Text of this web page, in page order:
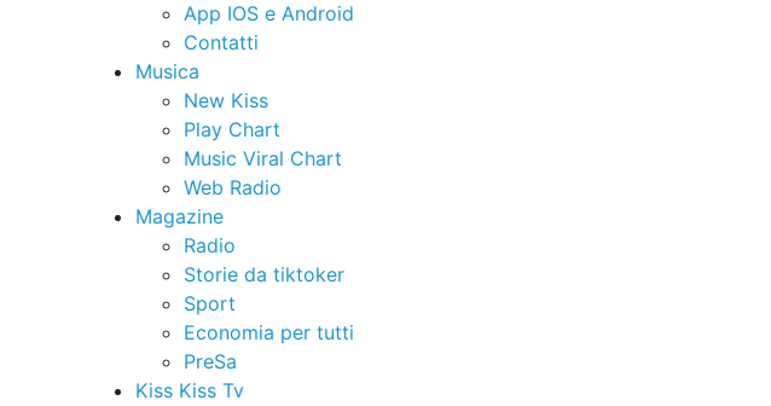
App IOS e Android
Contatti
Musica
New Kiss
Play Chart
Music Viral Chart
Web Radio
Magazine
Radio
Storie da tiktoker
Sport
Economia per tutti
PreSa
Kiss Kiss Tv